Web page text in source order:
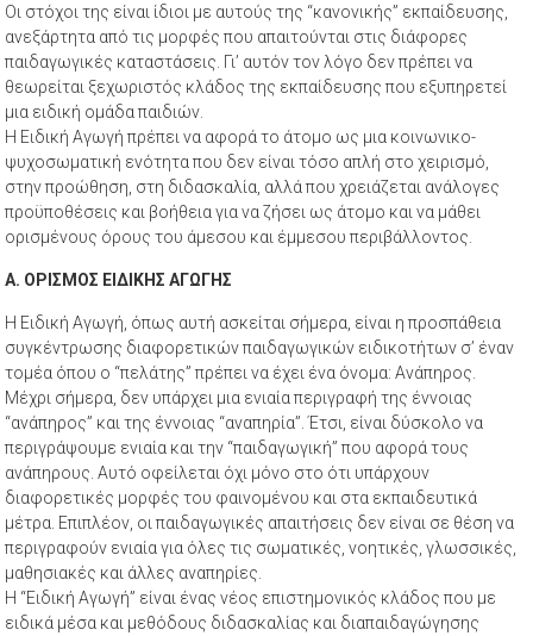
Οι στόχοι της είναι ίδιοι με αυτούς της “κανονικής” εκπαίδευσης,
ανεξάρτητα από τις μορφές που απαιτούνται στις διάφορες
παιδαγωγικές καταστάσεις. Γι’ αυτόν τον λόγο δεν πρέπει να
θεωρείται ξεχωριστός κλάδος της εκπαίδευσης που εξυπηρετεί
μια ειδική ομάδα παιδιών.
Η Ειδική Αγωγή πρέπει να αφορά το άτομο ως μια κοινωνικο-
ψυχοσωματική ενότητα που δεν είναι τόσο απλή στο χειρισμό,
στην προώθηση, στη διδασκαλία, αλλά που χρειάζεται ανάλογες
προϋποθέσεις και βοήθεια για να ζήσει ως άτομο και να μάθει
ορισμένους όρους του άμεσου και έμμεσου περιβάλλοντος.
Α. ΟΡΙΣΜΟΣ ΕΙΔΙΚΗΣ ΑΓΩΓΗΣ
Η Ειδική Αγωγή, όπως αυτή ασκείται σήμερα, είναι η προσπάθεια
συγκέντρωσης διαφορετικών παιδαγωγικών ειδικοτήτων σ’ έναν
τομέα όπου ο “πελάτης” πρέπει να έχει ένα όνομα: Ανάπηρος.
Μέχρι σήμερα, δεν υπάρχει μια ενιαία περιγραφή της έννοιας
“ανάπηρος” και της έννοιας “αναπηρία”. Έτσι, είναι δύσκολο να
περιγράψουμε ενιαία και την “παιδαγωγική” που αφορά τους
ανάπηρους. Αυτό οφείλεται όχι μόνο στο ότι υπάρχουν
διαφορετικές μορφές του φαινομένου και στα εκπαιδευτικά
μέτρα. Επιπλέον, οι παιδαγωγικές απαιτήσεις δεν είναι σε θέση να
περιγραφούν ενιαία για όλες τις σωματικές, νοητικές, γλωσσικές,
μαθησιακές και άλλες αναπηρίες.
Η “Ειδική Αγωγή” είναι ένας νέος επιστημονικός κλάδος που με
ειδικά μέσα και μεθόδους διδασκαλίας και διαπαιδαγώγησης